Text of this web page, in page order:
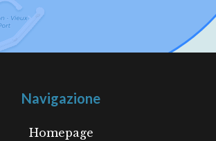
Navigazione
Homepage